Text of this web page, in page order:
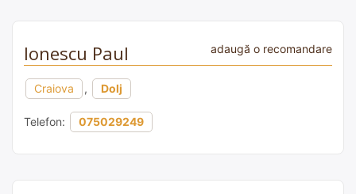
Ionescu Paul adaugă o recomandare
Craiova , Dolj
Telefon: 075029249